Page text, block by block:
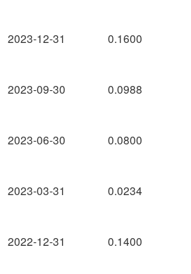
2023-12-31
2023-09-30
2023-06-30
2023-03-31
2022-12-31
0.1600
0.0988
0.0800
0.0234
0.1400